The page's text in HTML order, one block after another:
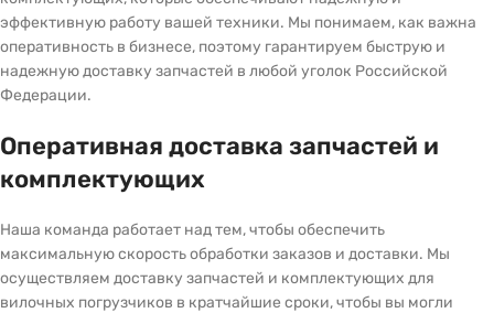
эффективную работу вашей техники. Мы понимаем, как важна
оперативность в бизнесе, поэтому гарантируем быструю и
надежную доставку запчастей в любой уголок Российской
Федерации.
Оперативная доставка запчастей и
комплектующих
Наша команда работает над тем, чтобы обеспечить
максимальную скорость обработки заказов и доставки. Мы
осуществляем доставку запчастей и комплектующих для
вилочных погрузчиков в кратчайшие сроки, чтобы вы могли